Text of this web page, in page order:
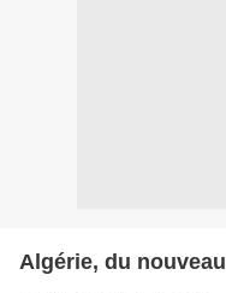
Algérie, du nouveau